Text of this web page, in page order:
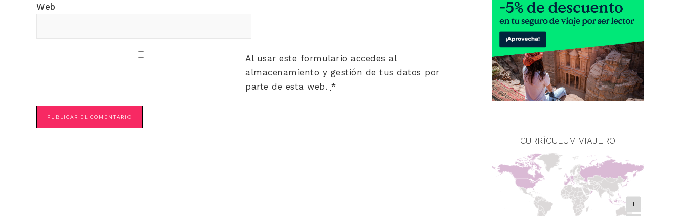
Web
Al usar este formulario accedes al
almacenamiento y gestión de tus datos por
parte de esta web. *
CURRÍCULUM VIAJERO
+